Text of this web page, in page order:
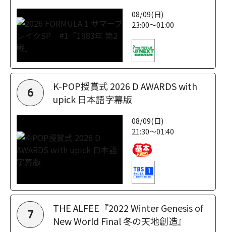
08/09(日)
23:00～01:00
6
K-POP授賞式 2026 D AWARDS with
upick 日本語字幕版
08/09(日)
21:30～01:40
7
THE ALFEE『2022 Winter Genesis of
New World Final 冬の天地創造』